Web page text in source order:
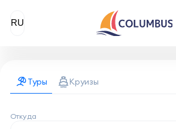
RU
Туры Круизы
Откуда